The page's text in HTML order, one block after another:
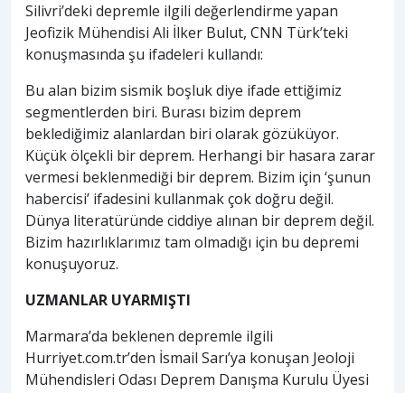
Silivri’deki depremle ilgili değerlendirme yapan
Jeofizik Mühendisi Ali İlker Bulut, CNN Türk’teki
konuşmasında şu ifadeleri kullandı:
Bu alan bizim sismik boşluk diye ifade ettiğimiz
segmentlerden biri. Burası bizim deprem
beklediğimiz alanlardan biri olarak gözüküyor.
Küçük ölçekli bir deprem. Herhangi bir hasara zarar
vermesi beklenmediği bir deprem. Bizim için ‘şunun
habercisi’ ifadesini kullanmak çok doğru değil.
Dünya literatüründe ciddiye alınan bir deprem değil.
Bizim hazırlıklarımız tam olmadığı için bu depremi
konuşuyoruz.
UZMANLAR UYARMIŞTI
Marmara’da beklenen depremle ilgili
Hurriyet.com.tr’den İsmail Sarı’ya konuşan Jeoloji
Mühendisleri Odası Deprem Danışma Kurulu Üyesi